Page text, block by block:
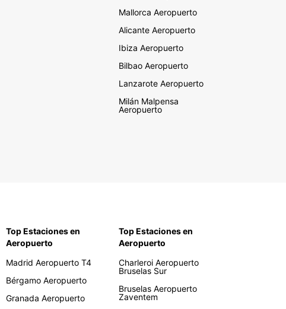
Mallorca Aeropuerto
Alicante Aeropuerto
Ibiza Aeropuerto
Bilbao Aeropuerto
Lanzarote Aeropuerto
Milán Malpensa
Aeropuerto
Top Estaciones en
Aeropuerto
Madrid Aeropuerto T4
Bérgamo Aeropuerto
Granada Aeropuerto
Top Estaciones en
Aeropuerto
Charleroi Aeropuerto
Bruselas Sur
Bruselas Aeropuerto
Zaventem